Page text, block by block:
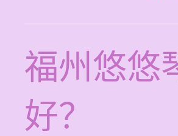
福州悠悠
好？